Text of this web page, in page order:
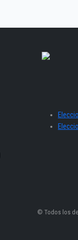
© Todos los